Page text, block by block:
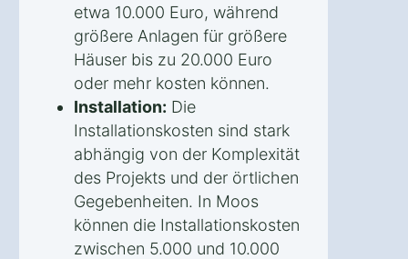
etwa 10.000 Euro, während
größere Anlagen für größere
Häuser bis zu 20.000 Euro
oder mehr kosten können.
Installation: Die
Installationskosten sind stark
abhängig von der Komplexität
des Projekts und der örtlichen
Gegebenheiten. In Moos
können die Installationskosten
zwischen 5.000 und 10.000